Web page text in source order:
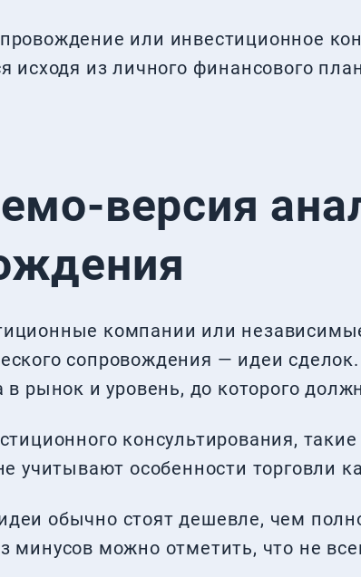
или инвестиционное
исходя из личного финансового
версия
компании или
сопровождения — идеи
в рынок и уровень, до которого
консультирования,
учитывают особенности торговли
обычно стоят дешевле, чем
минусов можно отметить, что не